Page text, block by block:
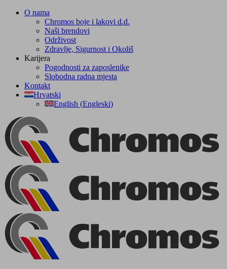
Skip
O nama
Chromos boje i lakovi d.d.
Naši brendovi
Održivost
Zdravlje, Sigurnost i Okoliš
Karijera
Pogodnosti za zaposlenike
Slobodna radna mjesta
Kontakt
Hrvatski
English (Engleski)
Facebook
YouTube